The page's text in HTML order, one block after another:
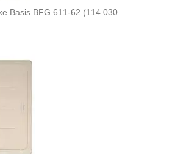
Basis BFG 611-62 (114.030..